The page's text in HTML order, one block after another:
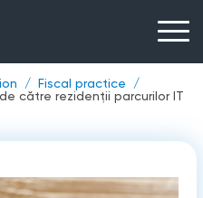
Fiscal practice
către rezidenții parcurilor IT